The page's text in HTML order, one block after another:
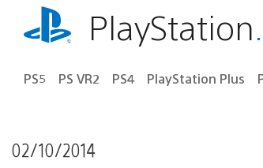
playstation.comPlayStation
PS5 PS VR2 PS4 PlayStation Plus
02/10/2014